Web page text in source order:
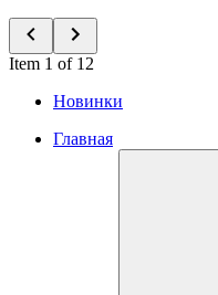
Item 1 of 12
Новинки
Главная